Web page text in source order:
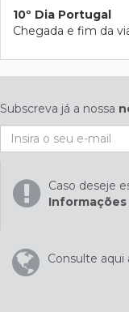
10º Dia Portugal
Chegada e fim da
Subscreva já a nossa
Caso deseje
Informações
Consulte aqui